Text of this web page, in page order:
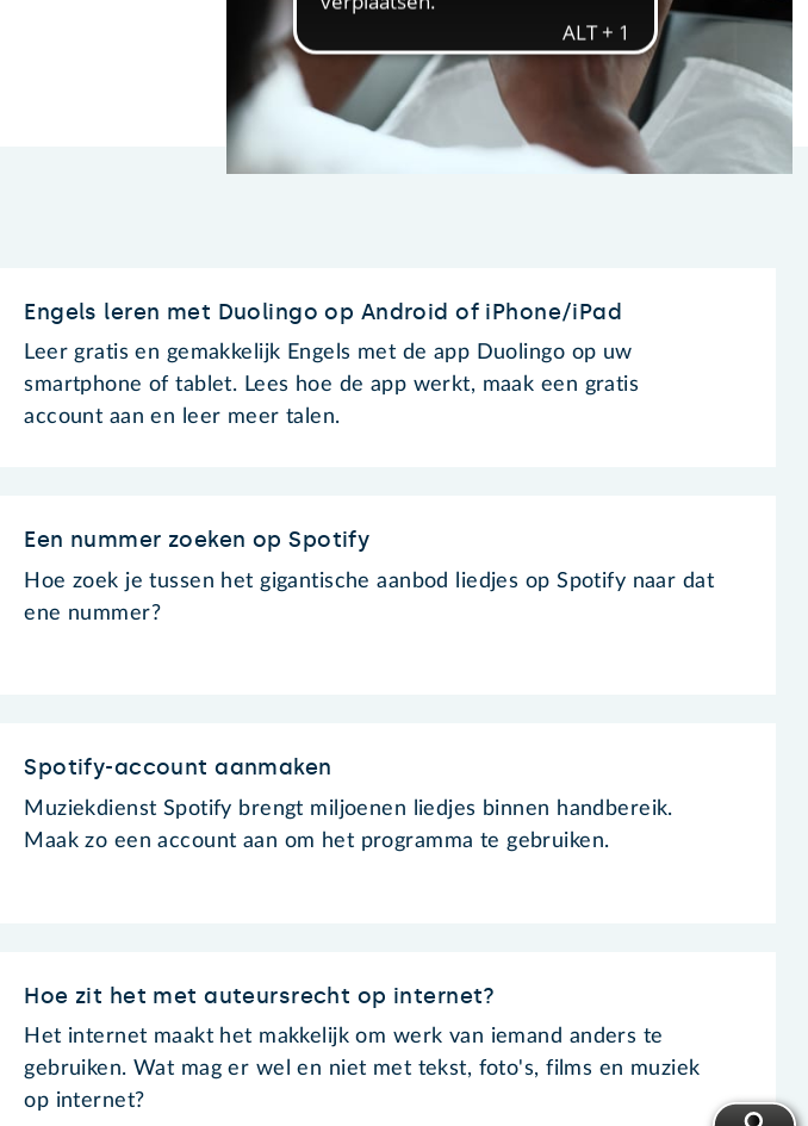
Engels leren met Duolingo op Android of iPhone/iPad
Leer gratis en gemakkelijk Engels met de app Duolingo op uw
smartphone of tablet. Lees hoe de app werkt, maak een gratis
account aan en leer meer talen.
Een nummer zoeken op Spotify
Hoe zoek je tussen het gigantische aanbod liedjes op Spotify naar dat
ene nummer?
Spotify-account aanmaken
Muziekdienst Spotify brengt miljoenen liedjes binnen handbereik.
Maak zo een account aan om het programma te gebruiken.
Hoe zit het met auteursrecht op internet?
Het internet maakt het makkelijk om werk van iemand anders te
gebruiken. Wat mag er wel en niet met tekst, foto's, films en muziek
op internet?